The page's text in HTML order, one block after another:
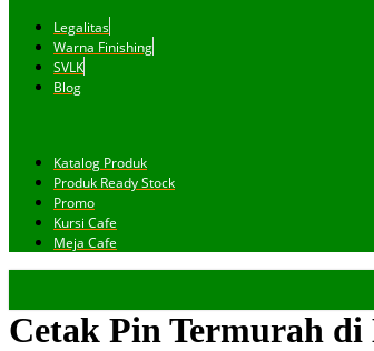
Legalitas
Warna Finishing
SVLK
Blog
Katalog Produk
Produk Ready Stock
Promo
Kursi Cafe
Meja Cafe
Cetak Pin Termurah di